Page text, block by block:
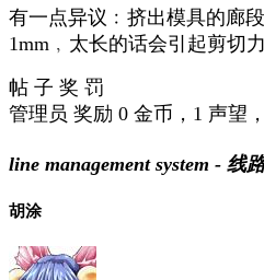
有一点异议﹕挤出模具的廊
1mm﹐太长的话会引起剪切
帖 子 奖 罚
管理员 奖励 0 金币，1 声望
line management system - 线
胡涂